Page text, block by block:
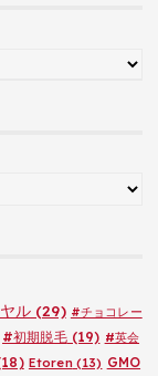
ル(29) #チョコレー
#初期脱毛(19) #英会
Etoren(13) GMO